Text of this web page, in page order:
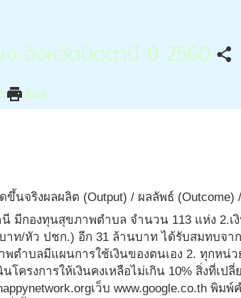
ง จังหวัดปัตตานี ปี 2560 share
printพิมพ์
ขึ้นจริงผลผลิต (Output) / ผลลัพธ์
มีกองทุนสุขภาพตำบล จำนวน 113 แห่ง 2.เ
าท/หัว ปชก.) อีก 31 ล้านบาท ได้รับสมทบจ
ำบลมีแผนการใช้เงินของตนเอง 2. ทุกหน่
รงการให้เงินคงเหลือไม่เกิน 10% สิ่งที่เป
เว็บ www.google.co.th พิ